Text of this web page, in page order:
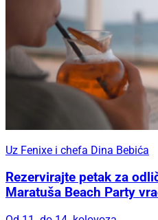
Uz Fenixe i chefa Dina Bebića
Rezervirajte petak za
Maratuša Beach Party